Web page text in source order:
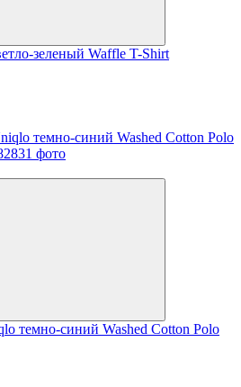
зеленый Waffle T-Shirt
темно-синий Washed Cotton Polo